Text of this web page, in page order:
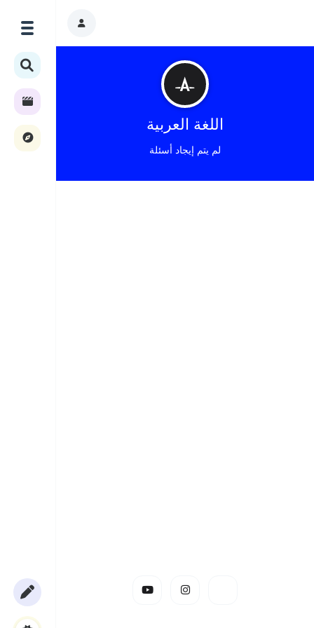
اللغة العربية
لم يتم إيجاد أسئلة